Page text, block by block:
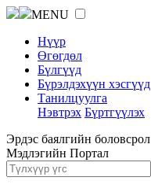
MENU
Нүүр
Өгөгдөл
Бүлгүүд
Бүрэлдэхүүн хэсгүүд
Танилцуулга
Нэвтрэх Бүртгүүлэх
Эрдэс баялгийн боловсрол
Мэдлэгийн Портал